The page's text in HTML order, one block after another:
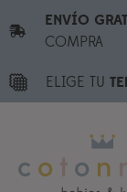
ENVÍO
COMPRA
ELIGE TU